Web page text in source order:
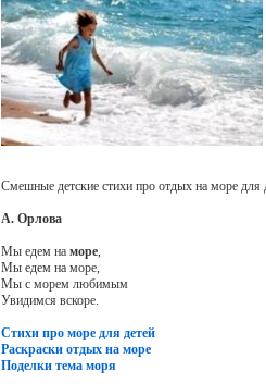
Смешные детские стихи про отдых на море для
А. Орлова
Мы едем наморе,
Мы едем на море,
Мы с морем любимым
Увидимся вскоре.
Стихи про море для детей
Раскраски отдых на море
Поделки тема моря